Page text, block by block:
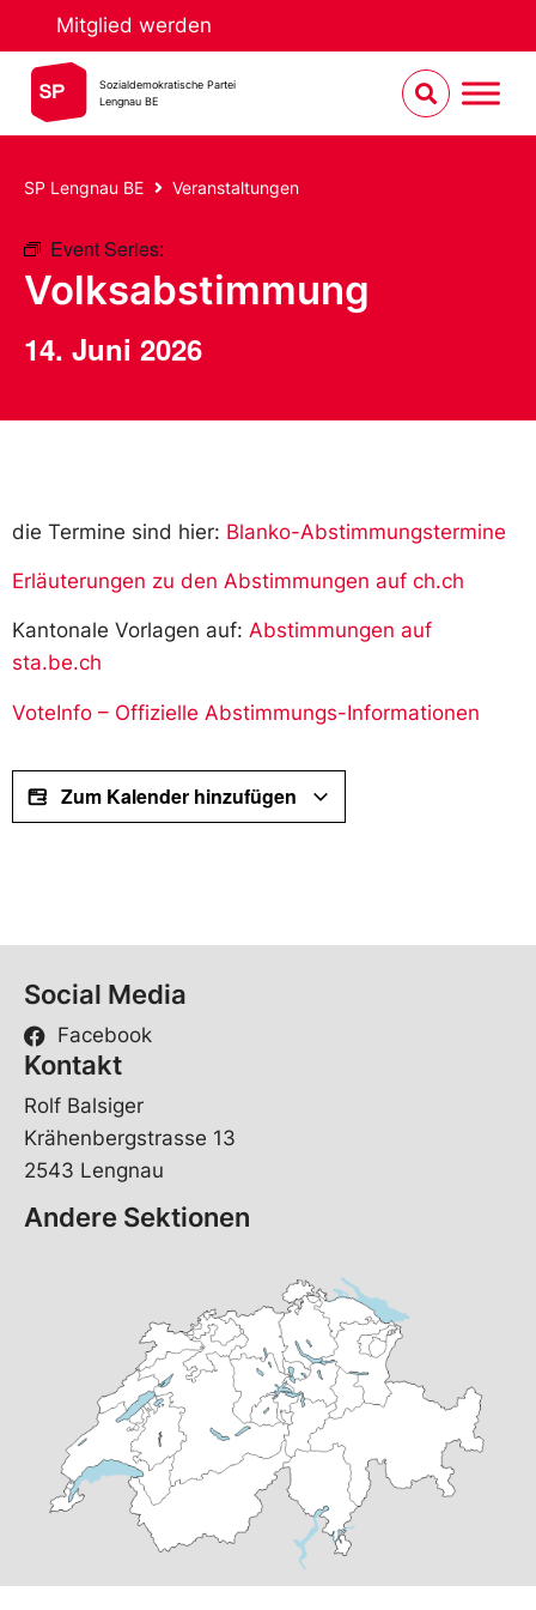
Mitglied werden
Sozialdemokratische Partei
Lengnau BE
SP Lengnau BE Veranstaltungen
Event Series:
Volksabstimmung
14. Juni 2026
die Termine sind hier: Blanko-Abstimmungstermine
Erläuterungen zu den Abstimmungen auf ch.ch
Kantonale Vorlagen auf: Abstimmungen auf
sta.be.ch
VoteInfo – Offizielle Abstimmungs-Informationen
Zum Kalender hinzufügen
Social Media
Facebook
Kontakt
Rolf Balsiger
Krähenbergstrasse 13
2543 Lengnau
Andere Sektionen